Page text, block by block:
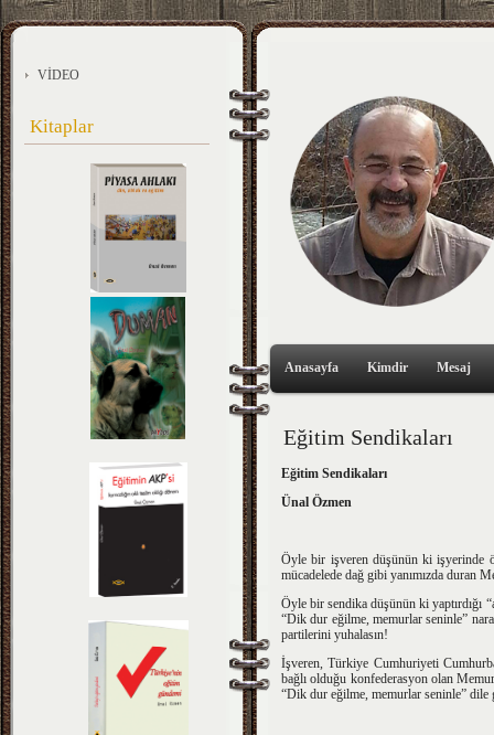
VİDEO
Kitaplar
Anasayfa Kimdir Mesaj
Eğitim Sendikaları
Eğitim Sendikaları
Ünal Özmen
Öyle bir işveren düşünün ki işyerinde
mücadelede dağ gibi yanımızda duran
Öyle bir sendika düşünün ki yaptırdığı
“Dik dur eğilme, memurlar seninle”
partilerini yuhalasın!
İşveren, Türkiye Cumhuriyeti
bağlı olduğu konfederasyon olan
“Dik dur eğilme, memurlar seninle” dile